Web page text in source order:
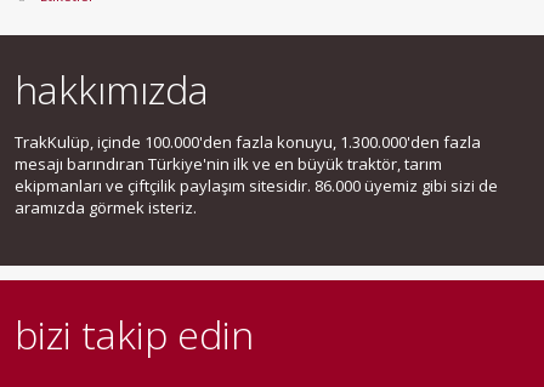
hakkımızda
TrakKulüp, içinde 100.000'den fazla konuyu, 1.300.000'den fazla
mesajı barındıran Türkiye'nin ilk ve en büyük traktör, tarım
ekipmanları ve çiftçilik paylaşım sitesidir. 86.000 üyemiz gibi sizi de
aramızda görmek isteriz.
bizi takip edin